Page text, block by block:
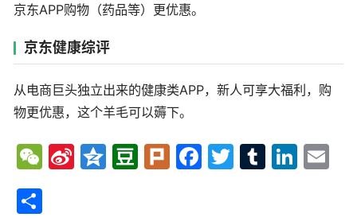
京东APP购物（药品等）更优惠。
京东健康综评
从电商巨头独立出来的健康类APP，新人可享大福利，购
物更优惠，这个羊毛可以薅下。
We
Sina
Qzo
Dou
Plur
Fac
Twit
Tum
Link